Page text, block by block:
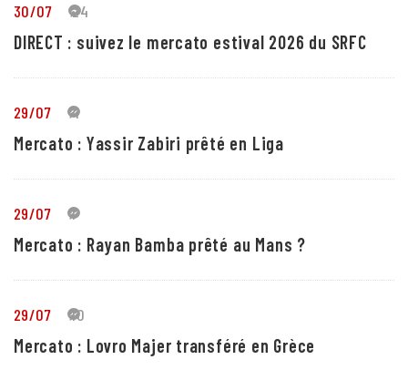
30/07 24
DIRECT : suivez le mercato estival 2026 du SRFC
29/07 4
Mercato : Yassir Zabiri prêté en Liga
29/07 1
Mercato : Rayan Bamba prêté au Mans ?
29/07 10
Mercato : Lovro Majer transféré en Grèce